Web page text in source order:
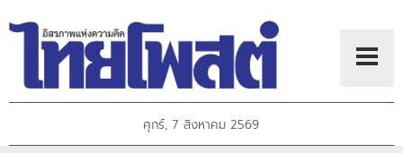
ศุกร์, 7 สิงหาคม 2569